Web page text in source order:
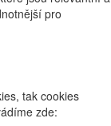
pro
tak cookies
zde: